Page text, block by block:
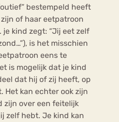
bestempeld heeft
of haar eetpatroon
je kind zegt: “Jij eet zelf
is het misschien
eens te
is mogelijk dat je kind
dat hij of zij heeft, op
Het kan echter ook zijn
zijn over een feitelijk
zelf hebt. Je kind kan